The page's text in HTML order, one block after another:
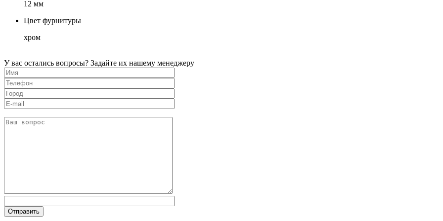
12 мм
Цвет фурнитуры
хром
У вас остались вопросы? Задайте их нашему менеджеру